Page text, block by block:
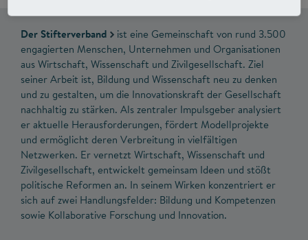
Der Stifterverband
ist eine Gemeinschaft von rund 3.500
engagierten Menschen, Unternehmen und Organisationen
aus Wirtschaft, Wissenschaft und Zivilgesellschaft. Ziel
seiner Arbeit ist, Bildung und Wissenschaft neu zu denken
und zu gestalten, um die Innovationskraft der Gesellschaft
nachhaltig zu stärken. Als zentraler Impulsgeber analysiert
er aktuelle Herausforderungen, fördert Modellprojekte
und ermöglicht deren Verbreitung in vielfältigen
Netzwerken. Er vernetzt Wirtschaft, Wissenschaft und
Zivilgesellschaft, entwickelt gemeinsam Ideen und stößt
politische Reformen an. In seinem Wirken konzentriert er
sich auf zwei Handlungsfelder: Bildung und Kompetenzen
sowie Kollaborative Forschung und Innovation.